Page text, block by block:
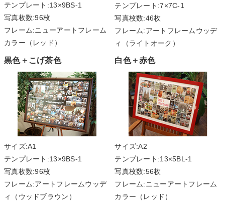
テンプレート:13×9BS-1
写真枚数:96枚
フレーム:ニューアートフレーム
カラー（レッド）
テンプレート:7×7C-1
写真枚数:46枚
フレーム:アートフレームウッデ
ィ（ライトオーク）
黒色＋こげ茶色
サイズ:A1
テンプレート:13×9BS-1
写真枚数:96枚
フレーム:アートフレームウッデ
ィ（ウッドブラウン）
白色＋赤色
サイズ:A2
テンプレート:13×5BL-1
写真枚数:56枚
フレーム:ニューアートフレーム
カラー（レッド）